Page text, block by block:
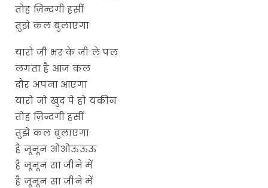
तोह ज़िन्दगी हसीं
तुझे कल बुलाएगा
यारो जी भर के जी ले पल
लगता है आज कल
दौर अपना आएगा
यारो जो खुद पे हो यकीन
तोह ज़िन्दगी हसीं
तुझे कल बुलाएगा
है जूनून ओओऊऊऊ
है जूनून सा जीने में
है जूनून सा जीने में